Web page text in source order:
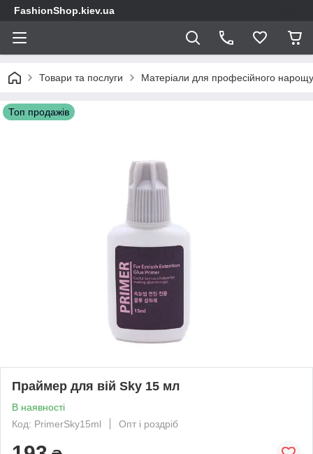
FashionShop.kiev.ua
Товари та послуги Матеріали для професійного
Топ продажів
Праймер для вій Sky 15 мл
В наявності
Код: PrimerSky15ml
Опт і роздріб